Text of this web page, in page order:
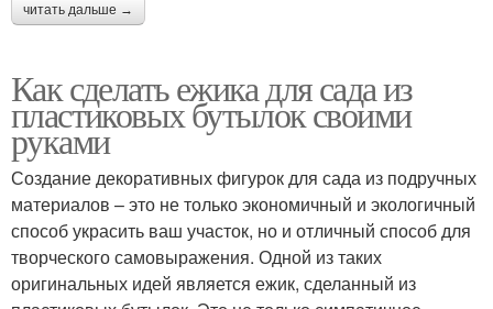
читать дальше →
Как сделать ежика для сада из
пластиковых бутылок своими
руками
Создание декоративных фигурок для сада из подручных
материалов – это не только экономичный и экологичный
способ украсить ваш участок, но и отличный способ для
творческого самовыражения. Одной из таких
оригинальных идей является ежик, сделанный из